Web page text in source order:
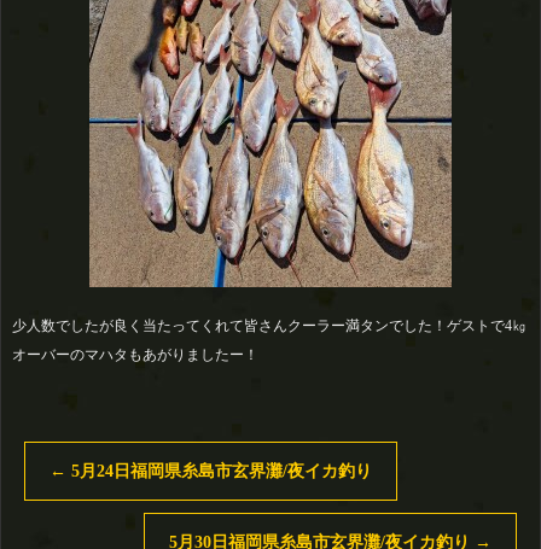
少人数でしたが良く当たってくれて皆さんクーラー満タンでした！ゲストで4㎏
オーバーのマハタもあがりましたー！
← 5月24日福岡県糸島市玄界灘/夜イカ釣り
5月30日福岡県糸島市玄界灘/夜イカ釣り →